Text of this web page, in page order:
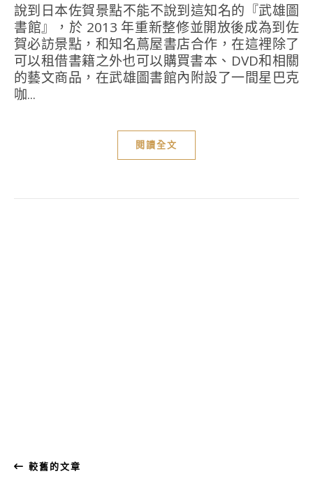
說到日本佐賀景點不能不說到這知名的『武雄圖
書館』，於 2013 年重新整修並開放後成為到佐
賀必訪景點，和知名蔦屋書店合作，在這裡除了
可以租借書籍之外也可以購買書本、DVD和相關
的藝文商品，在武雄圖書館內附設了一間星巴克
咖...
閱讀全文
較舊的文章